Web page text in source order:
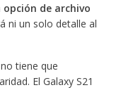
opción de archivo
ni un solo detalle al
tiene que
El Galaxy S21